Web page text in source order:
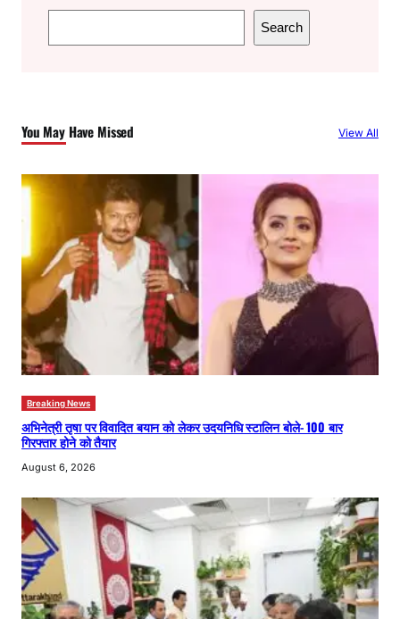
e
h
Search
You May Have Missed View All
Breaking News
अभिनेत्री तृषा पर विवादित बयान को लेकर उदयनिधि स्टालिन बोले- 100 बार
गिरफ्तार होने को तैयार
August 6, 2026